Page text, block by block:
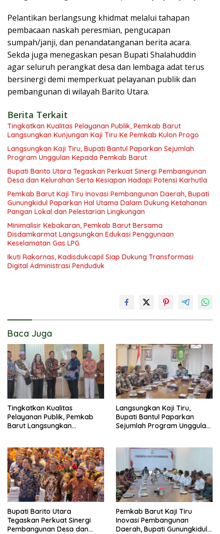
Pelantikan berlangsung khidmat melalui tahapan
pembacaan naskah peresmian, pengucapan
sumpah/janji, dan penandatanganan berita acara.
Sekda juga menegaskan pesan Bupati Shalahuddin
agar seluruh perangkat desa dan lembaga adat terus
bersinergi demi memperkuat pelayanan publik dan
pembangunan di wilayah Barito Utara.
Berita Terkait
Tingkatkan Kualitas Pelayanan Publik, Pemkab Barut
Langsungkan Kunjungan Kaji Tiru Ke Pemkab Kulon Progo
Langsungkan Kaji Tiru, Bupati Bantul Paparkan Sejumlah
Program Unggulan Kepada Pemkab Barut
Bupati Barito Utara Tegaskan Perkuat Sinergi Pembangunan
Desa dan Kelurahan Serta Kesiapan Hadapi Potensi Karhutla
Pemkab Barut Kaji Tiru Inovasi Pembangunan Daerah, Bupati
Gunungkidul Paparkan Hal Utama Dalam Dukung Ketahanan
Pangan Lokal dan Pelestarian Lingkungan
Minimalisir Kebakaran, Pemkab Barut Bersama
Disdamkarmat Langsungkan Edukasi Penggunaan
Keselamatan Gas LPG
Ikuti Rakornas, Kadisdukcapil Siap Dukung Transformasi
Digital Administrasi Penduduk
Baca Juga
Tingkatkan Kualitas
Pelayanan Publik, Pemkab
Barut Langsungkan
Langsungkan Kaji Tiru,
Bupati Bantul Paparkan
Sejumlah Program Unggulan
Bupati Barito Utara
Tegaskan Perkuat Sinergi
Pembangunan Desa dan
Pemkab Barut Kaji Tiru
Inovasi Pembangunan
Daerah, Bupati Gunungkidul